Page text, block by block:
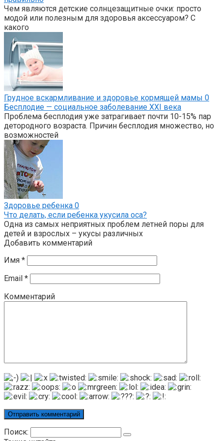
Чем являются детские солнцезащитные очки: просто
модой или полезным для здоровья аксессуаром? С
какого
Грудное вскармливание и здоровье кормящей мамы 0
Бесплодие — социальное заболевание XXI века
Проблема бесплодия уже затрагивает почти 10-15% пар
детородного возраста. Причин бесплодия множество, но
возможностей
Здоровье ребенка 0
Что делать, если ребенка укусила оса?
Одна из самых неприятных проблем летней поры для
детей и взрослых – укусы различных
Добавить комментарий
Имя *
Email *
Комментарий
Поиск: